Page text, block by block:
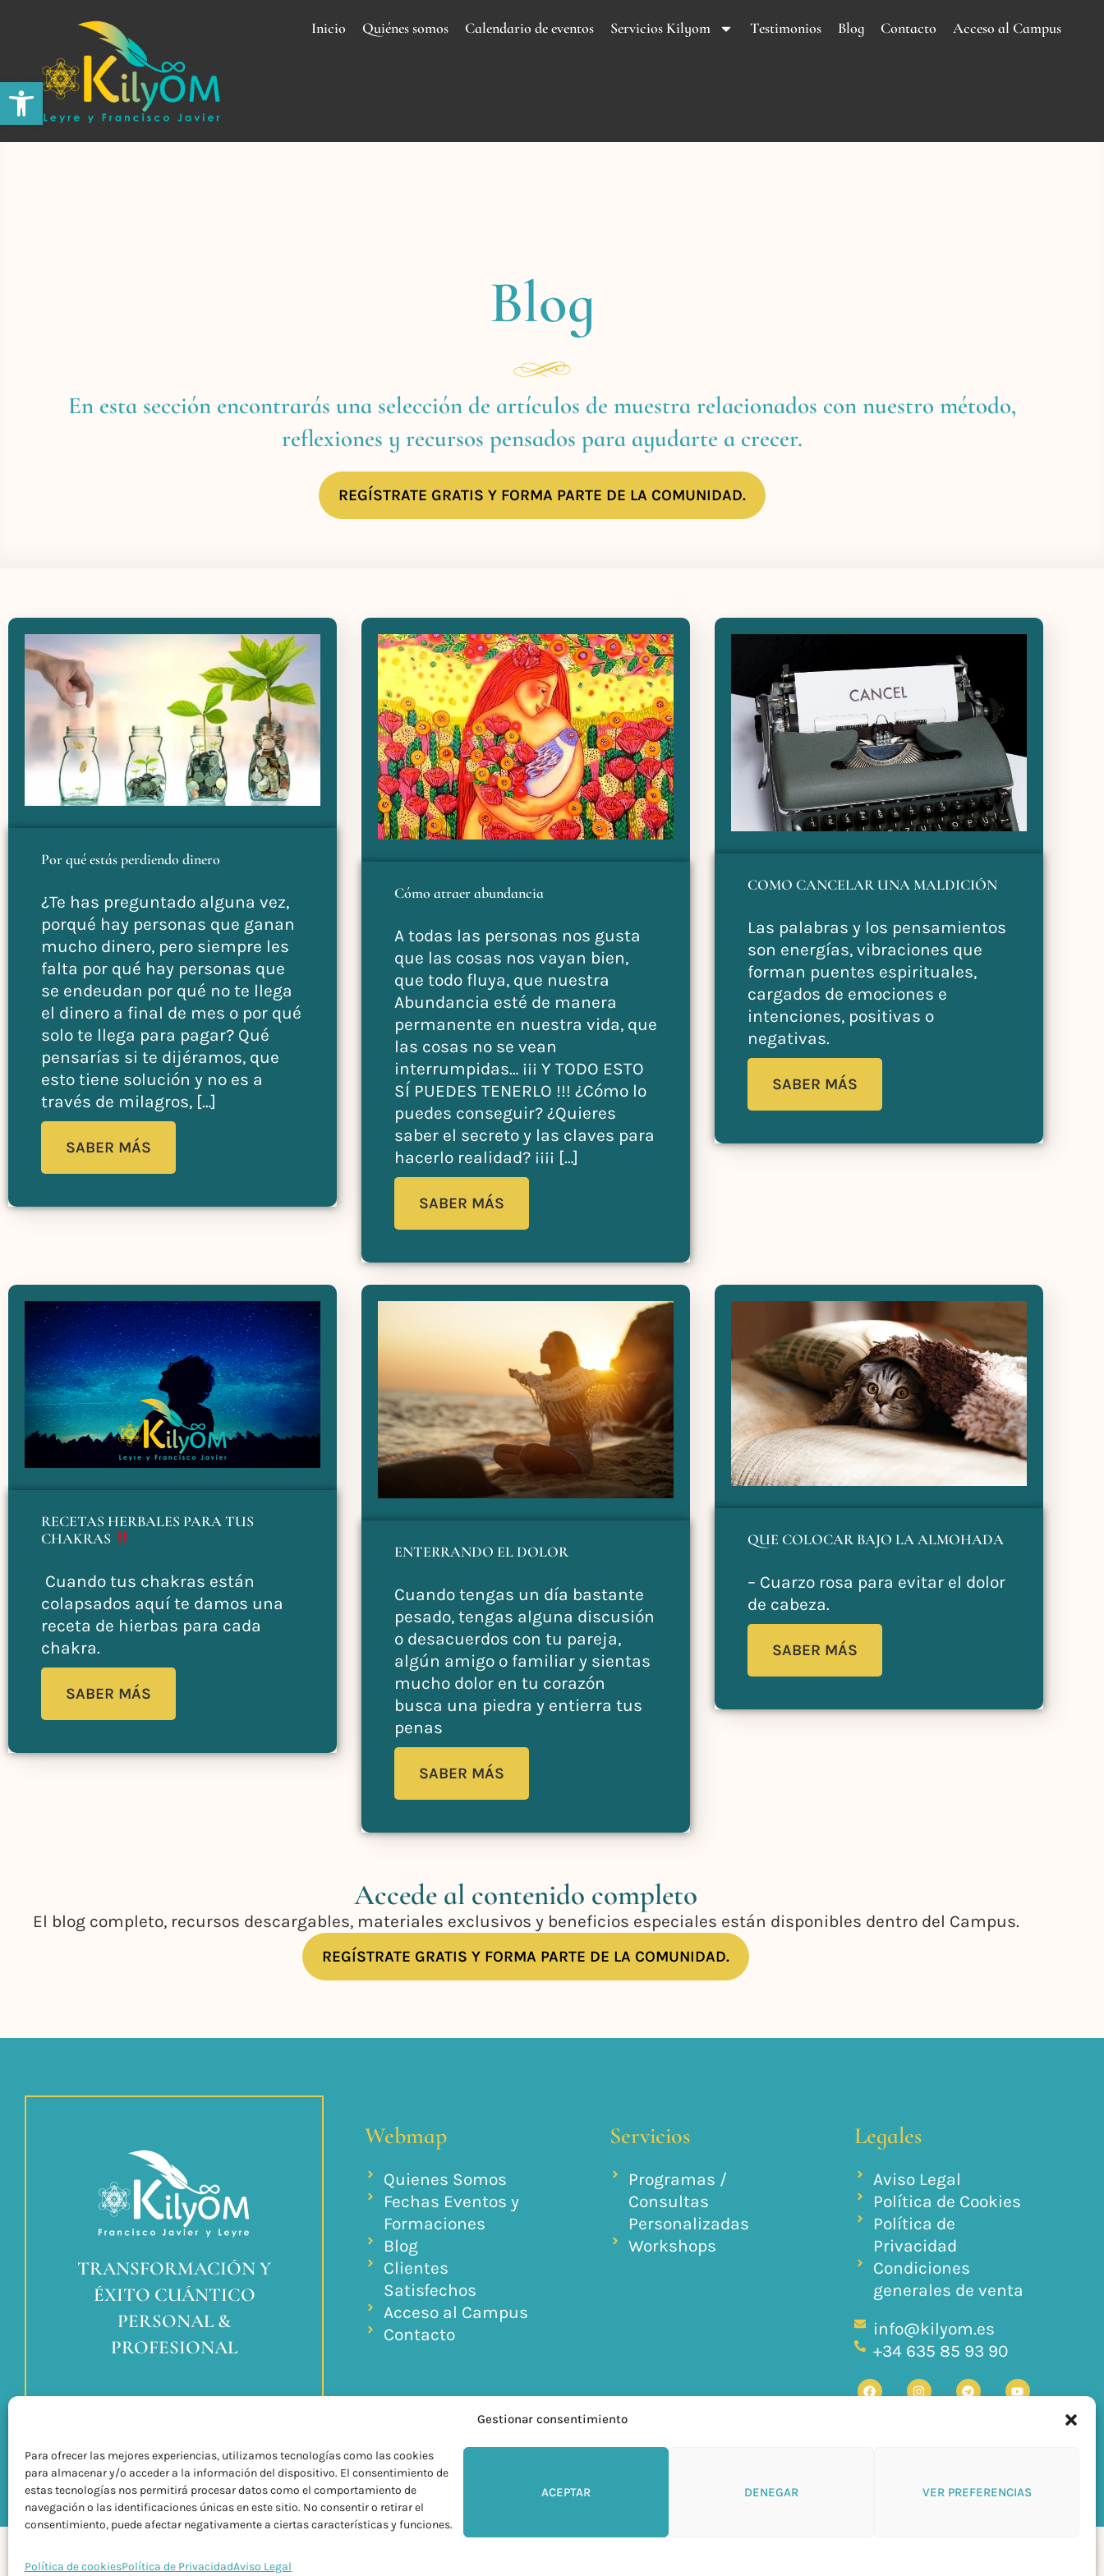
Abrir barra de herramientas
Gestionar consentimiento
Para ofrecer las mejores experiencias, utilizamos tecnologías como las cookies
para almacenar y/o acceder a la información del dispositivo. El consentimiento de
estas tecnologías nos permitirá procesar datos como el comportamiento de
navegación o las identificaciones únicas en este sitio. No consentir o retirar el
consentimiento, puede afectar negativamente a ciertas características y funciones.
ACEPTAR DENEGAR VER PREFERENCIAS
Política de cookiesPolítica de PrivacidadAviso Legal
Inicio Quiénes somos Calendario de eventos Servicios Kilyom Testimonios Blog Contacto Acceso al Campus
Blog
En esta sección encontrarás una selección de artículos de muestra relacionados con nuestro método,
reflexiones y recursos pensados para ayudarte a crecer.
REGÍSTRATE GRATIS Y FORMA PARTE DE LA COMUNIDAD.
Por qué estás perdiendo dinero
¿Te has preguntado alguna vez,
porqué hay personas que ganan
mucho dinero, pero siempre les
falta por qué hay personas que
se endeudan por qué no te llega
el dinero a final de mes o por qué
solo te llega para pagar? Qué
pensarías si te dijéramos, que
esto tiene solución y no es a
través de milagros, […]
SABER MÁS
Cómo atraer abundancia
A todas las personas nos gusta
que las cosas nos vayan bien,
que todo fluya, que nuestra
Abundancia esté de manera
permanente en nuestra vida, que
las cosas no se vean
interrumpidas… ¡¡¡ Y TODO ESTO
SÍ PUEDES TENERLO !!! ¿Cómo lo
puedes conseguir? ¿Quieres
saber el secreto y las claves para
hacerlo realidad? ¡¡¡¡ […]
SABER MÁS
COMO CANCELAR UNA MALDICIÓN
Las palabras y los pensamientos
son energías, vibraciones que
forman puentes espirituales,
cargados de emociones e
intenciones, positivas o
negativas.
SABER MÁS
RECETAS HERBALES PARA TUS
CHAKRAS
Cuando tus chakras están
colapsados aquí te damos una
receta de hierbas para cada
chakra.
SABER MÁS
ENTERRANDO EL DOLOR
Cuando tengas un día bastante
pesado, tengas alguna discusión
o desacuerdos con tu pareja,
algún amigo o familiar y sientas
mucho dolor en tu corazón
busca una piedra y entierra tus
penas
SABER MÁS
QUE COLOCAR BAJO LA ALMOHADA
– Cuarzo rosa para evitar el dolor
de cabeza.
SABER MÁS
Accede al contenido completo
El blog completo, recursos descargables, materiales exclusivos y beneficios especiales están disponibles dentro del Campus.
REGÍSTRATE GRATIS Y FORMA PARTE DE LA COMUNIDAD.
TRANSFORMACIÓN Y
ÉXITO CUÁNTICO
PERSONAL &
PROFESIONAL
Webmap
Quienes Somos
Fechas Eventos y
Formaciones
Blog
Clientes
Satisfechos
Acceso al Campus
Contacto
Servicios
Programas /
Consultas
Personalizadas
Workshops
Legales
Aviso Legal
Política de Cookies
Política de
Privacidad
Condiciones
generales de venta
info@kilyom.es
+34 635 85 93 90